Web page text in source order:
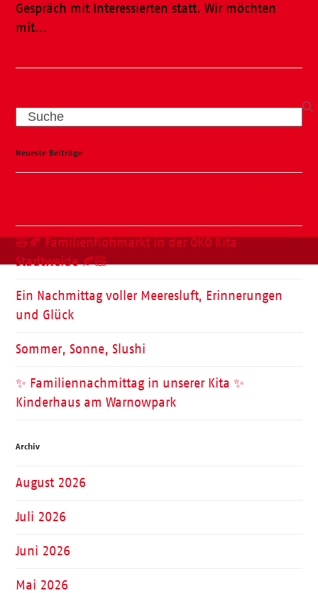
Gespräch mit Interessierten statt. Wir möchten
mit…
Search
Neueste Beiträge
🧸🍂 Familienflohmarkt in der ÖKO Kita
Stadtweide 🍂🧸
Ein Nachmittag voller Meeresluft, Erinnerungen
und Glück
Sommer, Sonne, Slushi
✨ Familiennachmittag in unserer Kita ✨
Kinderhaus am Warnowpark
Archiv
August 2026
Juli 2026
Juni 2026
Mai 2026